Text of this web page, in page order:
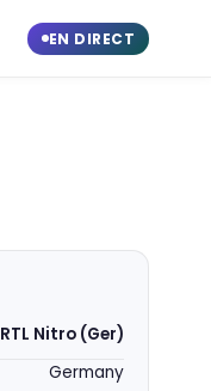
EN DIRECT
RTL Nitro (Ger)
Germany